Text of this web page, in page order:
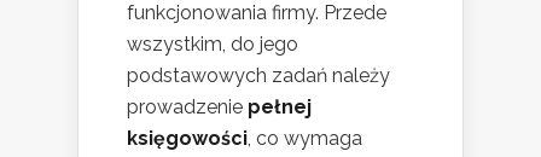
funkcjonowania firmy. Przede
wszystkim, do jego
podstawowych zadań należy
prowadzenie pełnej
księgowości, co wymaga